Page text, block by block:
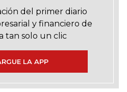
del primer diario
y financiero de
tan solo un clic
LA APP